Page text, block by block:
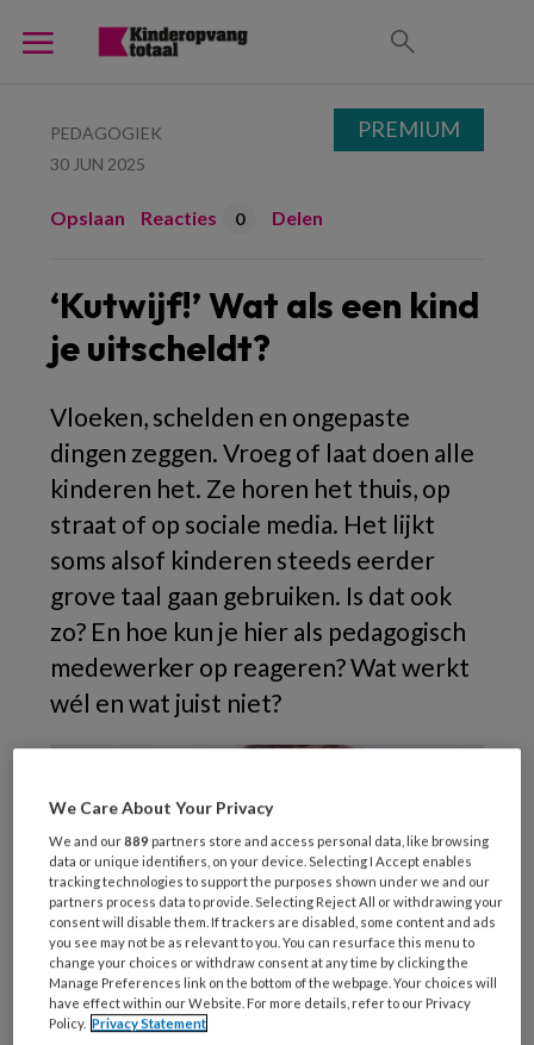
PEDAGOGIEK
30 JUN 2025
Opslaan Reacties 0 Delen
‘Kutwijf!’ Wat als een kind
je uitscheldt?
Vloeken, schelden en ongepaste
dingen zeggen. Vroeg of laat doen alle
kinderen het. Ze horen het thuis, op
straat of op sociale media. Het lijkt
soms alsof kinderen steeds eerder
grove taal gaan gebruiken. Is dat ook
zo? En hoe kun je hier als pedagogisch
medewerker op reageren? Wat werkt
wél en wat juist niet?
PREMIUM
We Care About Your Privacy
We and our889 partners store and access personal data, like browsing
data or unique identifiers, on your device. Selecting I Accept enables
tracking technologies to support the purposes shown under we and our
partners process data to provide. Selecting Reject All or withdrawing your
consent will disable them. If trackers are disabled, some content and ads
you see may not be as relevant to you. You can resurface this menu to
change your choices or withdraw consent at any time by clicking the
Manage Preferences link on the bottom of the webpage. Your choices will
have effect within our Website. For more details, refer to our Privacy
Policy. Privacy Statement